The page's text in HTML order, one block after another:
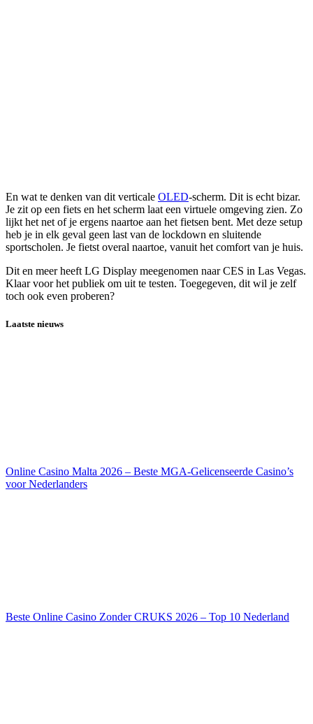
En wat te denken van dit verticale OLED-scherm. Dit is echt bizar.
Je zit op een fiets en het scherm laat een virtuele omgeving zien. Zo
lijkt het net of je ergens naartoe aan het fietsen bent. Met deze setup
heb je in elk geval geen last van de lockdown en sluitende
sportscholen. Je fietst overal naartoe, vanuit het comfort van je huis.
Dit en meer heeft LG Display meegenomen naar CES in Las Vegas.
Klaar voor het publiek om uit te testen. Toegegeven, dit wil je zelf
toch ook even proberen?
Laatste nieuws
Online Casino Malta 2026 – Beste MGA-Gelicenseerde Casino’s
voor Nederlanders
Beste Online Casino Zonder CRUKS 2026 – Top 10 Nederland